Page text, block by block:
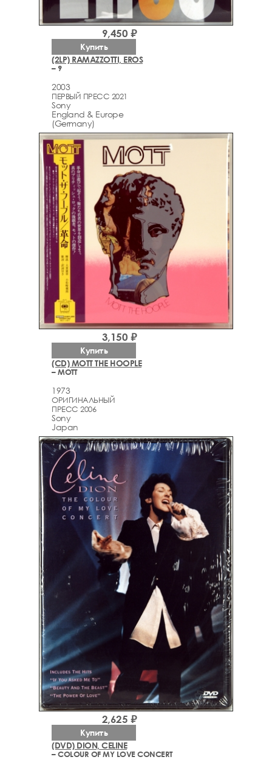
(2LP) RAMAZZOTTI, EROS
– 9
2003
ПЕРВЫЙ ПРЕСС 2021
Sony
England & Europe
(Germany)
9,450 ₽
Купить
(CD) MOTT THE HOOPLE
– MOTT
1973
ОРИГИНАЛЬНЫЙ
ПРЕСС 2006
Sony
Japan
3,150 ₽
Купить
(DVD) DION, CELINE
– COLOUR OF MY LOVE CONCERT
2,625 ₽
Купить